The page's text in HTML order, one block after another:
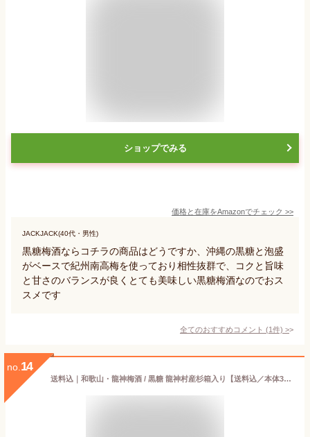
ショップでみる
価格と在庫をAmazonでチェック >>
JACKJACK(40代・男性)
黒糖梅酒ならコチラの商品はどうですか、沖縄の黒糖と泡盛
がベースで紀州南高梅を使っており相性抜群で、コクと旨味
と甘さのバランスが良くとても美味しい黒糖梅酒なのでおス
スメです
全てのおすすめコメント (1件) >
no. 14
送料込｜和歌山・龍神梅酒 / 黒糖 龍神村産杉箱入り【送料込／本体3300円＋送料660円】 (包装× のし× 定型文メッセージカード×)